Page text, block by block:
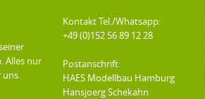
Alles nur
uns.
Kontakt Tel./Whatsapp:
+49 (0)152 56 89 12 28
Postanschrift:
HAES Modellbau Hamburg
Hansjoerg Schekahn